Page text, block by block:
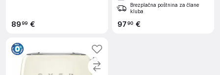
8999 €
Brezplačna poštnina za člane
kluba
9790 €